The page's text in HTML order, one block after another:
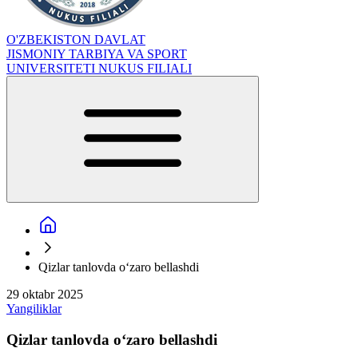
O'ZBEKISTON DAVLAT
JISMONIY TARBIYA VA SPORT
UNIVERSITETI NUKUS FILIALI
Qizlar tanlovda o‘zaro bellashdi
29 oktabr 2025
Yangiliklar
Qizlar tanlovda o‘zaro bellashdi